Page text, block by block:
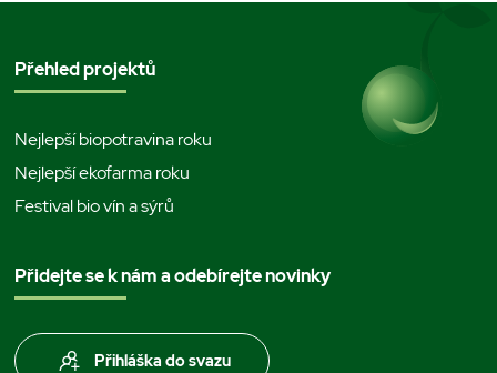
Přehled projektů
Nejlepší biopotravina roku
Nejlepší ekofarma roku
Festival bio vín a sýrů
Přidejte se k nám a odebírejte novinky
Přihláška do svazu